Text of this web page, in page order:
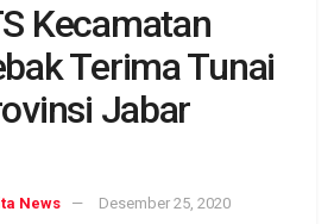
Kecamatan
Terima Tunai
Jabar
News Desember 25, 2020